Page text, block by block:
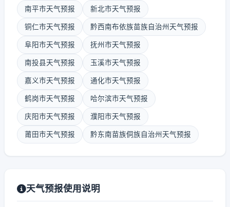
南平市天气预报 新北市天气预报
铜仁市天气预报 黔西南布依族苗族自治州天气预报
阜阳市天气预报 抚州市天气预报
南投县天气预报 玉溪市天气预报
嘉义市天气预报 通化市天气预报
鹤岗市天气预报 哈尔滨市天气预报
庆阳市天气预报 濮阳市天气预报
莆田市天气预报 黔东南苗族侗族自治州天气预报
天气预报使用说明